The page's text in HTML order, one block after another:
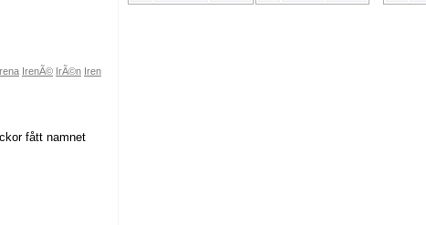
Irena IrenÃ© IrÃ©n Iren
fått namnet